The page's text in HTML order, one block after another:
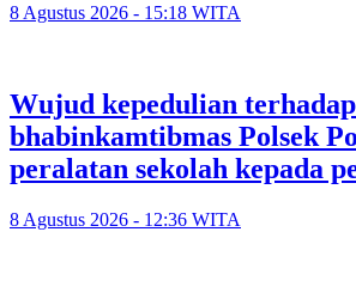
8 Agustus 2026 - 15:18 WITA
Wujud kepedulian
bhabinkamtibmas Polsek
peralatan sekolah kepada
8 Agustus 2026 - 12:36 WITA